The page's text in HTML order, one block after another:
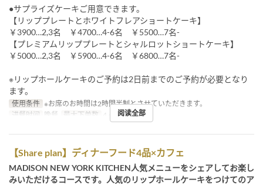
●サプライズケーキご用意できます。
【リッププレートとホワイトフレアショートケーキ】
￥3900…2,3名 ￥4700…4-6名 ￥5500…7名-
【プレミアムリッププレートとシャルロットショートケーキ】
￥5000…2,3名 ￥5900…4-6名 ￥6800…7名-
※リップホールケーキのご予約は2日前までのご予約が必要となり
ます。
使用条件 ※お席のお時間は2時間半制とさせていただきます。
进餐时间 晚餐 最大下单数 4 ~ 10阅读全部
【Share plan】ディナーフード4品×カフェ
MADISON NEW YORK KITCHEN人気メニューをシェアしてお楽し
みいただけるコースです。人気のリップホールケーキをつけてのア